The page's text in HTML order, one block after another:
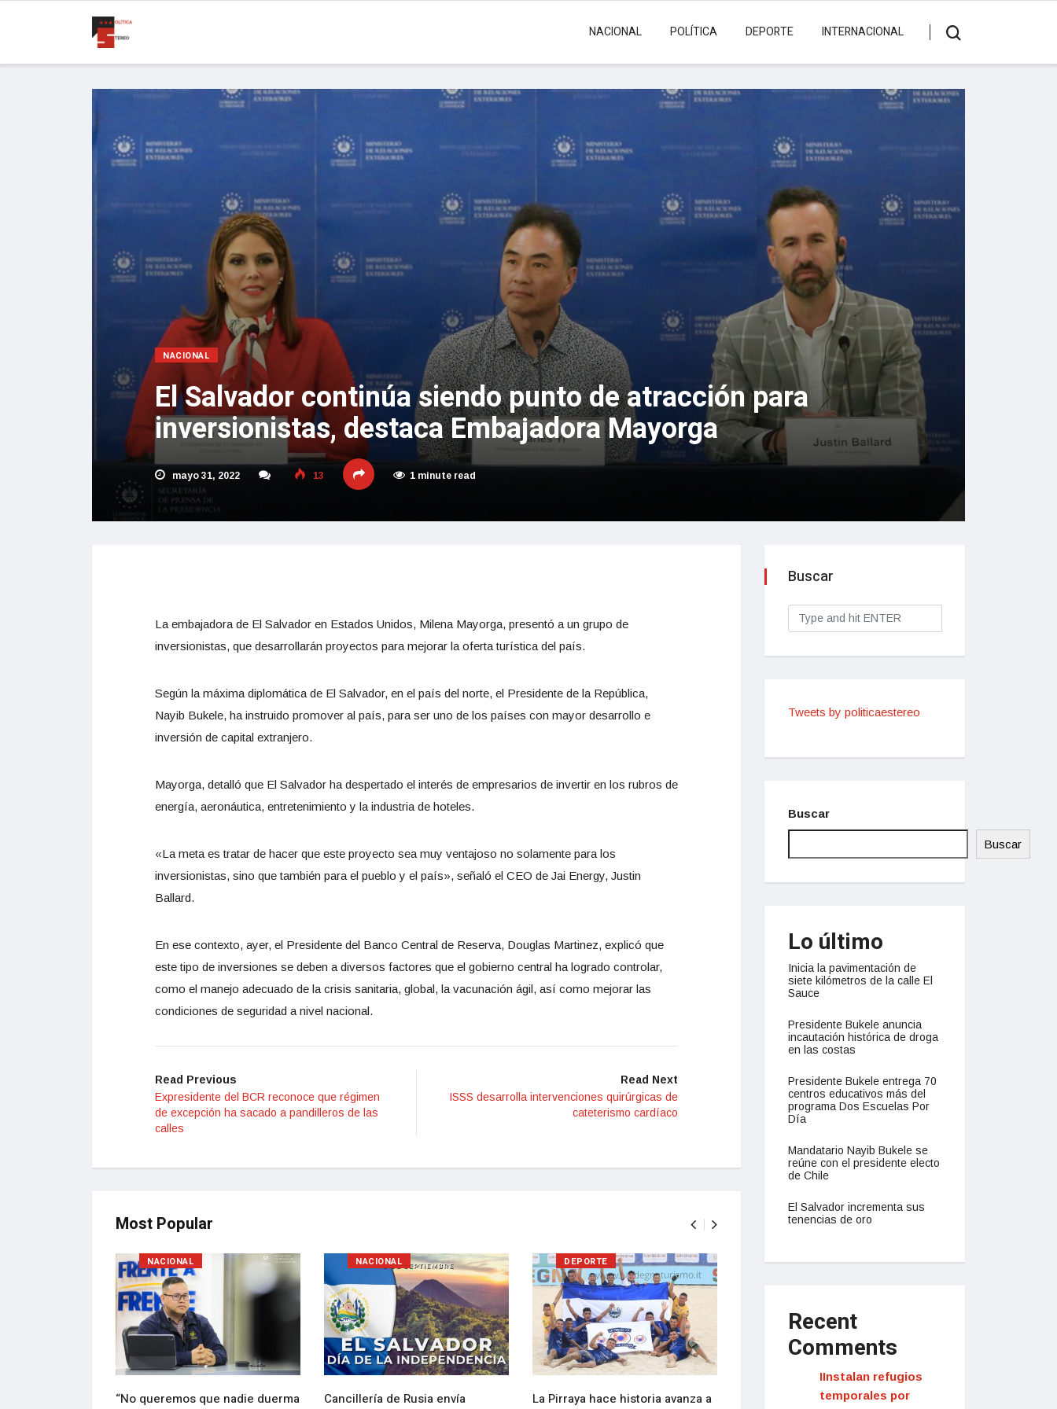
NACIONAL POLÍTICA DEPORTE INTERNACIONAL
NACIONAL
El Salvador continúa siendo punto de atracción para
inversionistas, destaca Embajadora Mayorga
mayo 31, 2022 13 1 minute read
La embajadora de El Salvador en Estados Unidos, Milena Mayorga, presentó a un grupo de
inversionistas, que desarrollarán proyectos para mejorar la oferta turística del país.
Según la máxima diplomática de El Salvador, en el país del norte, el Presidente de la República,
Nayib Bukele, ha instruido promover al país, para ser uno de los países con mayor desarrollo e
inversión de capital extranjero.
Mayorga, detalló que El Salvador ha despertado el interés de empresarios de invertir en los rubros de
energía, aeronáutica, entretenimiento y la industria de hoteles.
«La meta es tratar de hacer que este proyecto sea muy ventajoso no solamente para los
inversionistas, sino que también para el pueblo y el país», señaló el CEO de Jai Energy, Justin
Ballard.
En ese contexto, ayer, el Presidente del Banco Central de Reserva, Douglas Martinez, explicó que
este tipo de inversiones se deben a diversos factores que el gobierno central ha logrado controlar,
como el manejo adecuado de la crisis sanitaria, global, la vacunación ágil, así como mejorar las
condiciones de seguridad a nivel nacional.
Read Previous
Expresidente del BCR reconoce que régimen
de excepción ha sacado a pandilleros de las
calles
Read Next
ISSS desarrolla intervenciones quirúrgicas de
cateterismo cardíaco
Most Popular
NACIONAL
“No queremos que nadie duerma
NACIONAL
Cancillería de Rusia envía
DEPORTE
La Pirraya hace historia avanza a
NACIONAL
Presidente Bukele anuncia su
Buscar
Tweets by politicaestereo
Buscar
Buscar
Lo último
Inicia la pavimentación de
siete kilómetros de la calle El
Sauce
Presidente Bukele anuncia
incautación histórica de droga
en las costas
Presidente Bukele entrega 70
centros educativos más del
programa Dos Escuelas Por
Día
Mandatario Nayib Bukele se
reúne con el presidente electo
de Chile
El Salvador incrementa sus
tenencias de oro
Recent
Comments
IInstalan refugios
temporales por